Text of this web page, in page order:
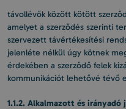
távollévők között kötött
amelyet a szerződés szerinti
szervezett távértékesítési
jelenléte nélkül úgy kötnek
érdekében a szerződő felek
kommunikációt lehetővé tévő
1.1.2. Alkalmazott és irányadó